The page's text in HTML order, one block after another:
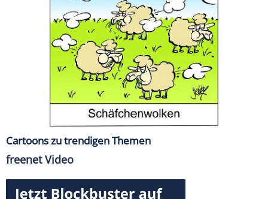
Cartoons zu trendigen Themen
freenet Video